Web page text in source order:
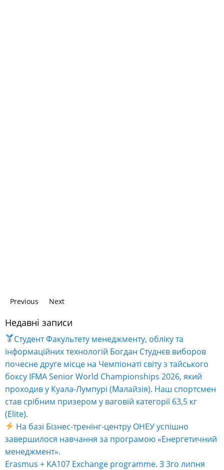
Previous Next
Недавні записи
Студент Факультету менеджменту, обліку та
інформаційних технологій Богдан Студнєв виборов
почесне друге місце на Чемпіонаті світу з тайського
боксу IFMA Senior World Championships 2026, який
проходив у Куала-Лумпурі (Малайзія). Наш спортсмен
став срібним призером у ваговій категорії 63,5 кг
(Elite).
На базі Бізнес-тренінг-центру ОНЕУ успішно
завершилося навчання за програмою «Енергетичний
менеджмент».
Erasmus + KA107 Exchange programme. З 3го липня